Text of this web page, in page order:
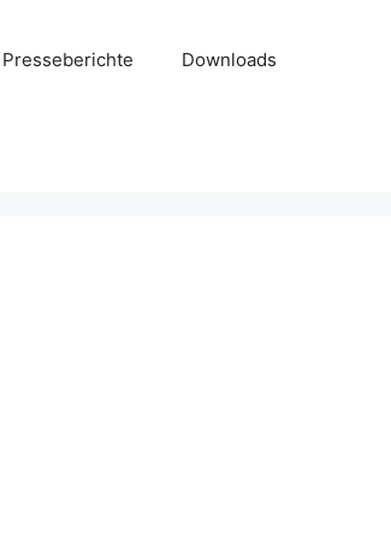
Presseberichte Downloads